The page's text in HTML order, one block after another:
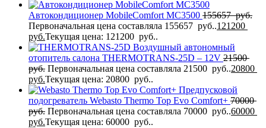
Автокондиционер MobileComfort MC3500 155657руб.
Первоначальная цена составляла 155657 руб..121200
руб.Текущая цена: 121200 руб..
Воздушный автономный
отопитель салона THERMOTRANS-25D – 12V 21500
руб. Первоначальная цена составляла 21500 руб..20800
руб.Текущая цена: 20800 руб..
Предпусковой
подогреватель Webasto Thermo Top Evo Comfort+ 70000
руб. Первоначальная цена составляла 70000 руб..60000
руб.Текущая цена: 60000 руб..